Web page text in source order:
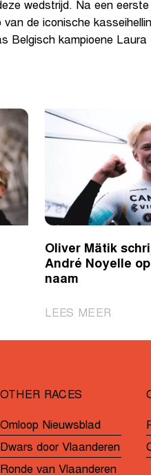
wedstrijd. Na een
de iconische
Belgisch kampioene Laura
Oliver Mätik
André Noyelle
naam
LEES MEER
Noyelle
op
zijn
OTHER RACES
Omloop Nieuwsblad
Dwars door Vlaanderen
Ronde van Vlaanderen